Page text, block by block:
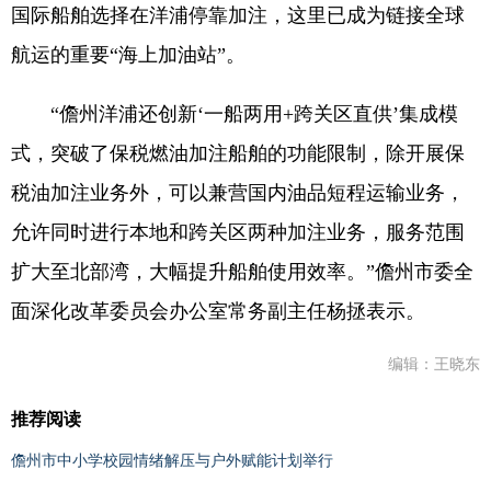
国际船舶选择在洋浦停靠加注，这里已成为链接全球
航运的重要“海上加油站”。
“儋州洋浦还创新‘一船两用+跨关区直供’集成模
式，突破了保税燃油加注船舶的功能限制，除开展保
税油加注业务外，可以兼营国内油品短程运输业务，
允许同时进行本地和跨关区两种加注业务，服务范围
扩大至北部湾，大幅提升船舶使用效率。”儋州市委全
面深化改革委员会办公室常务副主任杨拯表示。
编辑：王晓东
推荐阅读
儋州市中小学校园情绪解压与户外赋能计划举行